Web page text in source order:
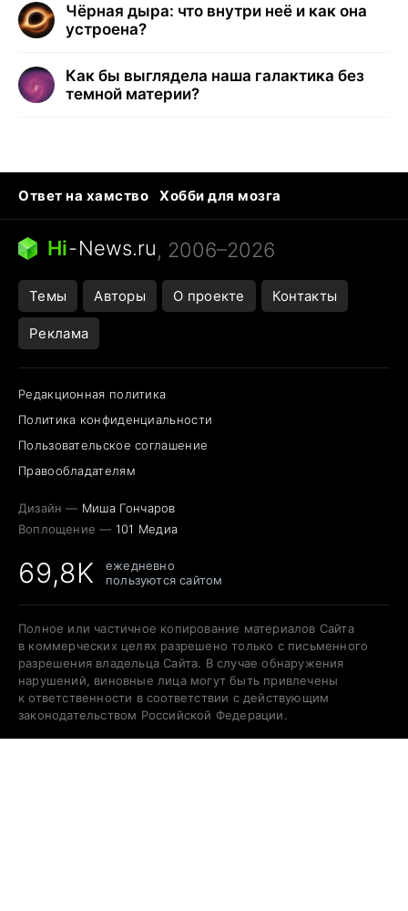
Чёрная дыра: что внутри неё и как она
устроена?
Как бы выглядела наша галактика без
темной материи?
Ответ на хамство
Хобби для мозга
Бензин 100 и 95
Тунцы в океанариуме
Следующая пандемия
Hi-News.ru, 2006–2026
Темы Авторы О проекте Контакты
Реклама
Редакционная политика
Политика конфиденциальности
Пользовательское соглашение
Правообладателям
Дизайн — Миша Гончаров
Воплощение — 101 Медиа
69,8K
ежедневно
пользуются сайтом
Полное или частичное копирование материалов Сайта
в коммерческих целях разрешено только с письменного
разрешения владельца Сайта. В случае обнаружения
нарушений, виновные лица могут быть привлечены
к ответственности в соответствии с действующим
законодательством Российской Федерации.